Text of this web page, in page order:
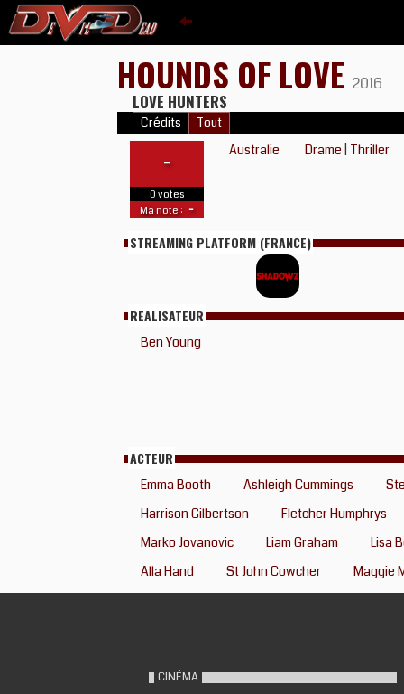
HOUNDS OF LOVE 2016
LOVE HUNTERS
Crédits Tout
-
0 votes
Ma note : -
Australie Drame Thriller
STREAMING PLATFORM (FRANCE)
REALISATEUR
Ben Young
ACTEUR
Emma Booth Ashleigh Cummings
Harrison Gilbertson
Fletcher Humphrys
Marko Jovanovic
Liam Graham
Lisa
Alla Hand
St John Cowcher Maggie
CINÉMA